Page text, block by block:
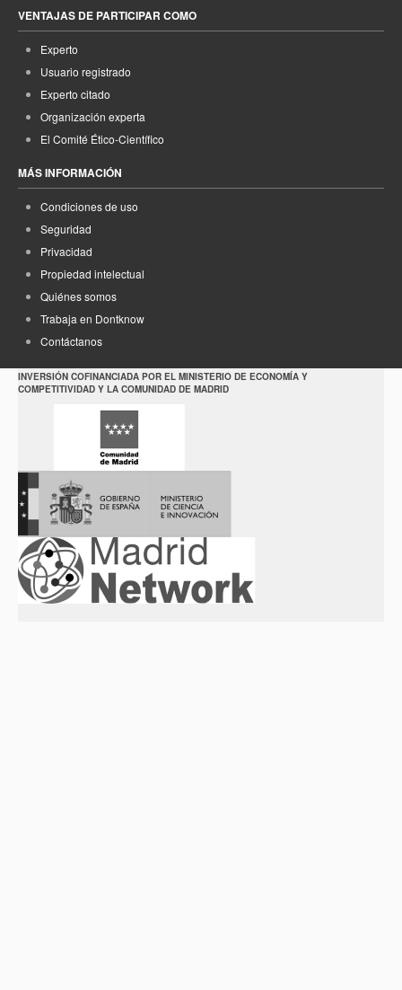
VENTAJAS DE PARTICIPAR COMO
Experto
Usuario registrado
Experto citado
Organización experta
El Comité Ético-Científico
MÁS INFORMACIÓN
Condiciones de uso
Seguridad
Privacidad
Propiedad intelectual
Quiénes somos
Trabaja en Dontknow
Contáctanos
INVERSIÓN COFINANCIADA POR EL MINISTERIO DE ECONOMÍA Y
COMPETITIVIDAD Y LA COMUNIDAD DE MADRID